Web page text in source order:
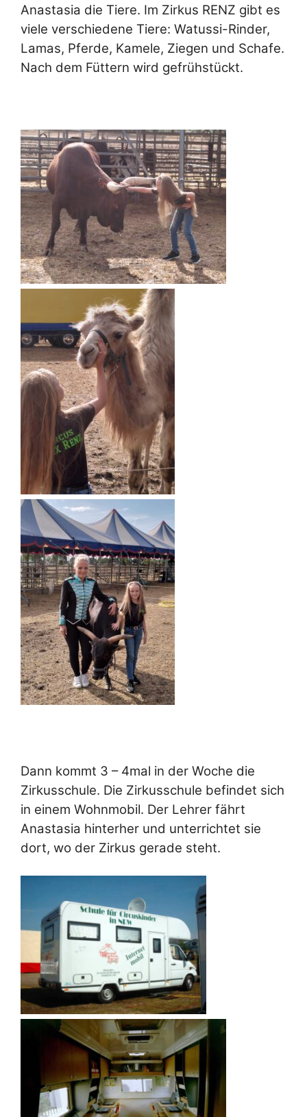
Anastasia die Tiere. Im Zirkus RENZ gibt es
viele verschiedene Tiere: Watussi-Rinder,
Lamas, Pferde, Kamele, Ziegen und Schafe.
Nach dem Füttern wird gefrühstückt.
Dann kommt 3 – 4mal in der Woche die
Zirkusschule. Die Zirkusschule befindet sich
in einem Wohnmobil. Der Lehrer fährt
Anastasia hinterher und unterrichtet sie
dort, wo der Zirkus gerade steht.